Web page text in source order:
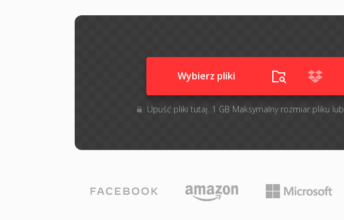
Wybierz pliki
Upuść pliki tutaj. 1 GB Maksymalny rozmiar pliku lub